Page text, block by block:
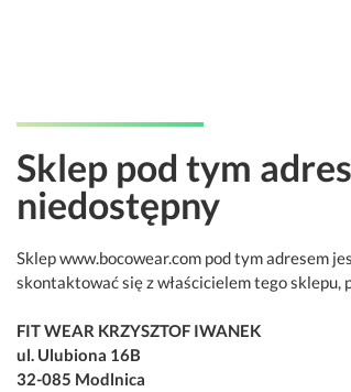
Sklep pod tym
niedostępny
Sklep www.bocowear.com pod tym adresem
skontaktować się z właścicielem tego sklepu,
FIT WEAR KRZYSZTOF IWANEK
ul. Ulubiona 16B
32-085 Modlnica